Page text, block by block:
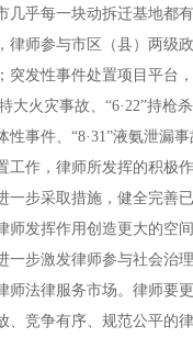
几乎每一块动拆迁基地都
律师参与市区（县）两级
突发性事件处置项目平台
大火灾事故、“6·22”持枪
性事件、“8·31”液氨泄漏
工作，律师所发挥的积极
一步采取措施，健全完善
师发挥作用创造更大的空
一步激发律师参与社会治
师法律服务市场。律师要
、竞争有序、规范公平的